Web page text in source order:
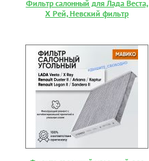
Фильтр салонный для Лада Веста,
Х Рей, Невский фильтр